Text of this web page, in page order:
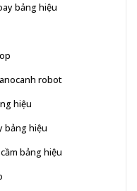
bảng hiệu
robot
hiệu
bảng hiệu
bảng hiệu